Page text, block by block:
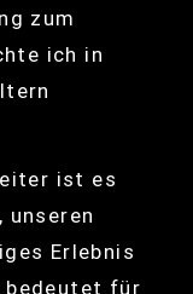
zum
ich in
ist es
unseren
Erlebnis
bedeutet für